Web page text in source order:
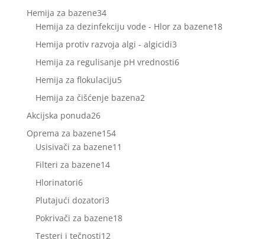
Hemija za bazene3434
proizvoda
Hemija za dezinfekciju vode - Hlor za bazene1818
Hemija protiv razvoja algi - algicidi33
proizvoda
Hemija za regulisanje pH vrednosti66
Hemija za flokulaciju55
proizvoda
Hemija za čišćenje bazena22
Akcijska ponuda2626
proizvoda
Oprema za bazene154154
proizvoda
Usisivači za bazene11
Filteri za bazene1414
Hlorinatori66
proizvoda
Plutajući dozatori33
proizvoda
Pokrivači za bazene1818
Testeri i tečnosti1212